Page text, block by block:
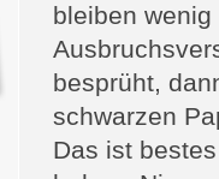
bleiben
besprüht,
schwarzen
Das ist